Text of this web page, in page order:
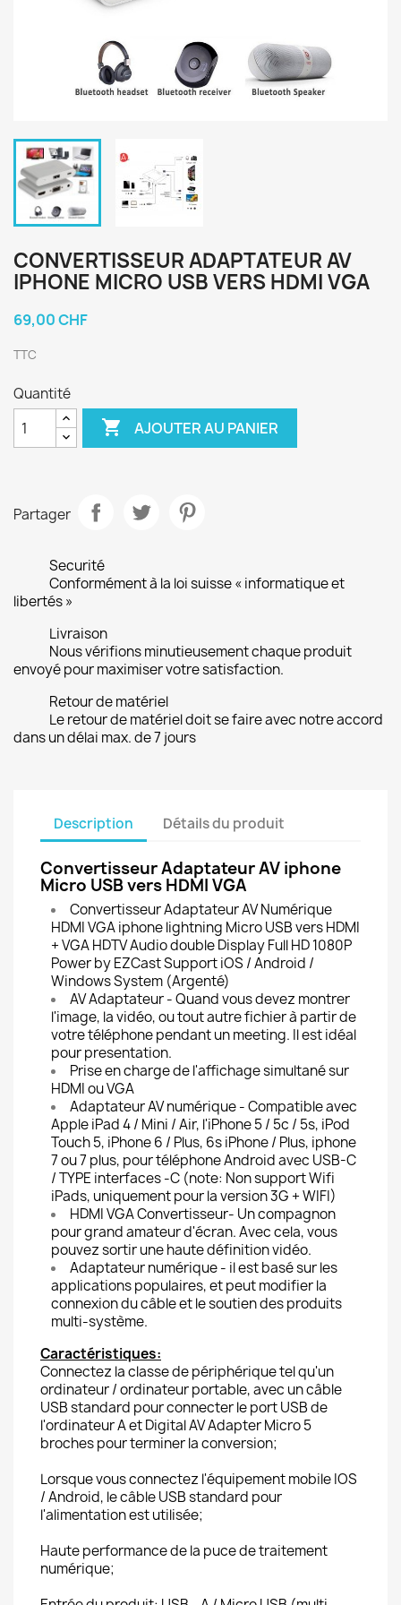
CONVERTISSEUR ADAPTATEUR AV
IPHONE MICRO USB VERS HDMI VGA
69,00 CHF
TTC
Quantité
 AJOUTER AU PANIER
Partager
Securité
Conformément à la loi suisse « informatique et
libertés »
Livraison
Nous vérifions minutieusement chaque produit
envoyé pour maximiser votre satisfaction.
Retour de matériel
Le retour de matériel doit se faire avec notre accord
dans un délai max. de 7 jours
Description Détails du produit
Convertisseur Adaptateur AV iphone
Micro USB vers HDMI VGA
Convertisseur Adaptateur AV Numérique
HDMI VGA iphone lightning Micro USB vers HDMI
+ VGA HDTV Audio double Display Full HD 1080P
Power by EZCast Support iOS / Android /
Windows System (Argenté)
AV Adaptateur - Quand vous devez montrer
l'image, la vidéo, ou tout autre fichier à partir de
votre téléphone pendant un meeting. Il est idéal
pour presentation.
Prise en charge de l'affichage simultané sur
HDMI ou VGA
Adaptateur AV numérique - Compatible avec
Apple iPad 4 / Mini / Air, l'iPhone 5 / 5c / 5s, iPod
Touch 5, iPhone 6 / Plus, 6s iPhone / Plus, iphone
7 ou 7 plus, pour téléphone Android avec USB-C
/ TYPE interfaces -C (note: Non support Wifi
iPads, uniquement pour la version 3G + WIFI)
HDMI VGA Convertisseur- Un compagnon
pour grand amateur d'écran. Avec cela, vous
pouvez sortir une haute définition vidéo.
Adaptateur numérique - il est basé sur les
applications populaires, et peut modifier la
connexion du câble et le soutien des produits
multi-système.
Caractéristiques:
Connectez la classe de périphérique tel qu'un
ordinateur / ordinateur portable, avec un câble
USB standard pour connecter le port USB de
l'ordinateur A et Digital AV Adapter Micro 5
broches pour terminer la conversion;
Lorsque vous connectez l'équipement mobile IOS
/ Android, le câble USB standard pour
l'alimentation est utilisée;
Haute performance de la puce de traitement
numérique;